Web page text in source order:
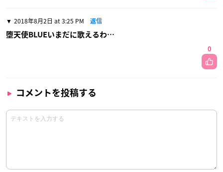
2018年8月2日 at 3:25 PM 返信
堕天使BLUEいまだに歌えるわ…
0
コメントを投稿する